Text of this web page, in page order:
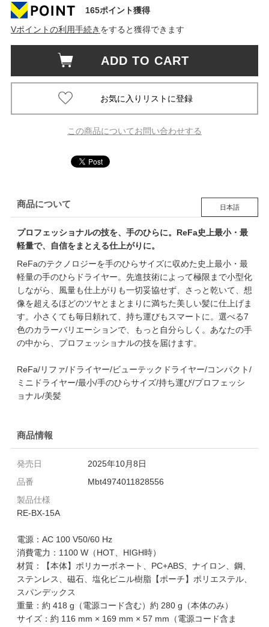
165ポイント獲得
Vポイントの利用手続き をすると獲得できます
ADD TO CART
この商品についてお問い合わせする
商品について 日本語
プロフェッショナルの技を、手のひらに。ReFa史上最小・最
軽量で、自信をまとえる仕上がりに。
ReFaのテクノロジーを手のひらサイズに収めた史上最小・最
軽量の手のひらドライヤー。先進技術によって極限まで小型化
しながら、風量も仕上がりも一切妥協せず、さっと乾いて、想
像を超えるほどのツヤとまとまりに満ちた美しい髪に仕上げま
す。小さくても毎日頼れて、持ち運びもスマートに。選べる7
色のカラーバリエーションで、もっと自分らしく。あなたの手
の中から、プロフェッショナルの技を届けます。
ReFa/リファ/ドライヤー/ビューテックドライヤー/コンパクト/
ミニドライヤー/最小/手のひらサイズ/持ち運び/プロフェッシ
ョナル/美髪
商品情報
発売日
2025年10月8日
品番
Mbt4974011828556
製品仕様
RE-BX-15A
電源：AC 100 V50/60 Hz
消費電力：1100 W（HOT、HIGH時）
材質：【本体】ポリカーボネート、PC+ABS、ナイロン、鋼、
ステンレス、磁石、塩化ビニル樹脂【ポーチ】ポリエステル、
スパンデックス
重量：約 418 g（電源コード含む）約 280 g（本体のみ）
サイズ：約 116 mm × 169 mm × 57 mm（電源コード含ま